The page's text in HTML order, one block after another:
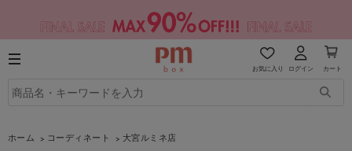
お気に入り ログイン カート
ホーム コーディネート 大宮ルミネ店